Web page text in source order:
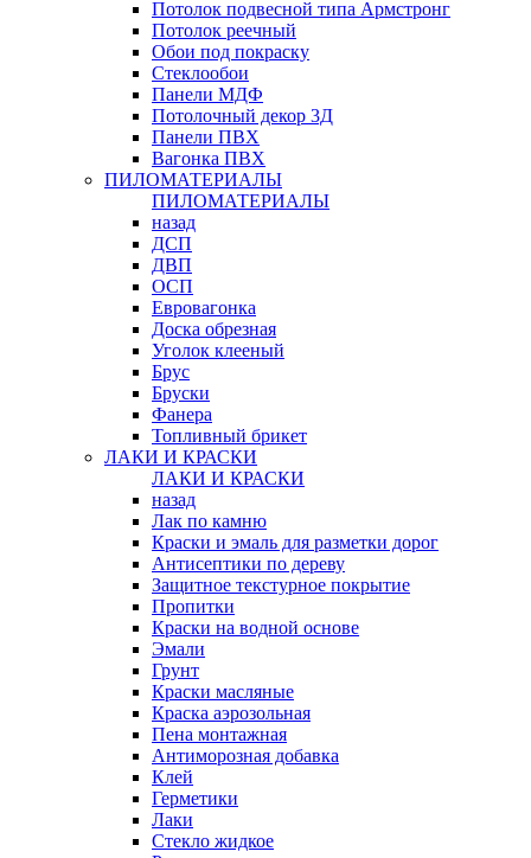
Потолок подвесной типа Армстронг
Потолок реечный
Обои под покраску
Стеклообои
Панели МДФ
Потолочный декор 3Д
Панели ПВХ
Вагонка ПВХ
ПИЛОМАТЕРИАЛЫ
ПИЛОМАТЕРИАЛЫ
назад
ДСП
ДВП
ОСП
Евровагонка
Доска обрезная
Уголок клееный
Брус
Бруски
Фанера
Топливный брикет
ЛАКИ И КРАСКИ
ЛАКИ И КРАСКИ
назад
Лак по камню
Краски и эмаль для разметки дорог
Антисептики по дереву
Защитное текстурное покрытие
Пропитки
Краски на водной основе
Эмали
Грунт
Краски масляные
Краска аэрозольная
Пена монтажная
Антиморозная добавка
Клей
Герметики
Лаки
Стекло жидкое